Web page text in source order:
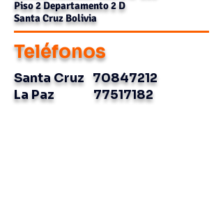
Piso 2 Departamento 2 D
Santa Cruz Bolivia
Teléfonos
Santa Cruz 70847212
La Paz 77517182